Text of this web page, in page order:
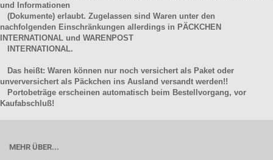
und Informationen
(Dokumente) erlaubt. Zugelassen sind Waren unter den
nachfolgenden Einschränkungen allerdings in PÄCKCHEN
INTERNATIONAL und WARENPOST
INTERNATIONAL.
Das heißt: Waren können nur noch versichert als Paket oder
unverversichert als Päckchen ins Ausland versandt werden!!
Portobeträge erscheinen automatisch beim Bestellvorgang, vor
Kaufabschluß!
MEHR ÜBER...